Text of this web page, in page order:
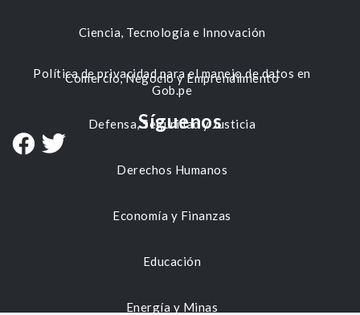
Ciencia, Tecnología e Innovación
Comercio, Negocio y Emprendimiento
Defensa, Seguridad y Justicia
Derechos Humanos
Economía y Finanzas
Educación
Energía y Minas
Política de privacidad para el manejo de datos en
Gob.pe
Síguenos